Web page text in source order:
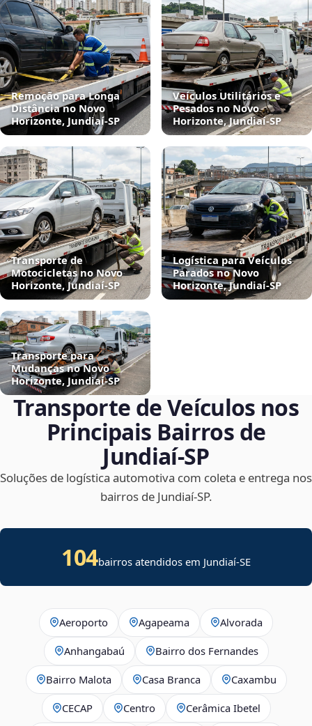
Remoção para Longa
Distância no Novo
Horizonte, Jundiaí‑SP
Veículos Utilitários e
Pesados no Novo
Horizonte, Jundiaí‑SP
Transporte de
Motocicletas no Novo
Horizonte, Jundiaí‑SP
Logística para Veículos
Parados no Novo
Horizonte, Jundiaí‑SP
Transporte para
Mudanças no Novo
Horizonte, Jundiaí‑SP
Transporte de Veículos nos
Principais Bairros de
Jundiaí‑SP
Soluções de logística automotiva com coleta e entrega nos
bairros de Jundiaí‑SP.
104bairros atendidos em Jundiaí-SE
Aeroporto Agapeama Alvorada
Anhangabaú Bairro dos Fernandes
Bairro Malota Casa Branca Caxambu
CECAP Centro Cerâmica Ibetel